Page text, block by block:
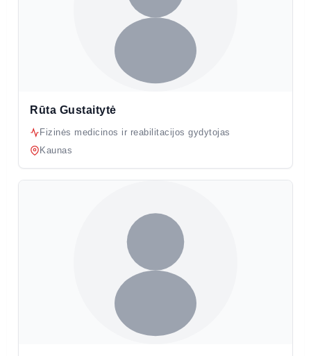
Rūta Gustaitytė
Fizinės medicinos ir reabilitacijos gydytojas
Kaunas